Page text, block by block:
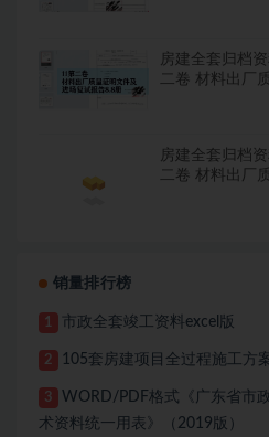
房建全套归档
二卷 材料出厂
房建全套归档
二卷 材料出厂
销量排行榜
1 市政全套竣工资料excel版
2 105套房建项目全过程施工方
3
WORD/PDF格式《广东省市
术资料统一用表》（2019版）